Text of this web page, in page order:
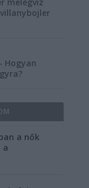
Hogyan
a nők
a